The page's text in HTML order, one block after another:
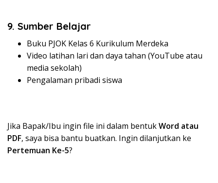
9. Sumber Belajar
Buku PJOK Kelas 6 Kurikulum Merdeka
Video latihan lari dan daya tahan (YouTube atau
media sekolah)
Pengalaman pribadi siswa
Jika Bapak/Ibu ingin file ini dalam bentukWord atau
PDF, saya bisa bantu buatkan. Ingin dilanjutkan ke
Pertemuan Ke-5?